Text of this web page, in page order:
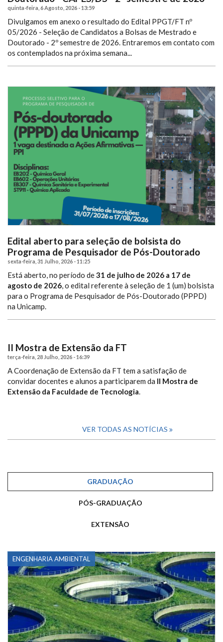
quinta-feira, 6 Agosto, 2026 - 13:59
Divulgamos em anexo o resultado do Edital PPGT/FT nº
05/2026 - Seleção de Candidatos a Bolsas de Mestrado e
Doutorado - 2º semestre de 2026. Entraremos em contato com
os contemplados na próxima semana...
Edital aberto para seleção de bolsista do
Programa de Pesquisador de Pós-Doutorado
sexta-feira, 31 Julho, 2026 - 11:25
Está aberto, no período de31 de julho de 2026 a 17 de
agosto de 2026, o edital referente à seleção de 1 (um) bolsista
para o Programa de Pesquisador de Pós-Doutorado (PPPD)
na Unicamp.
II Mostra de Extensão da FT
terça-feira, 28 Julho, 2026 - 16:39
A Coordenação de Extensão da FT tem a satisfação de
convidar docentes e alunos a participarem da II Mostra de
Extensão da Faculdade de Tecnologia.
VER TODAS AS NOTÍCIAS
GRADUAÇÃO
PÓS-GRADUAÇÃO
EXTENSÃO
ENGENHARIA AMBIENTAL